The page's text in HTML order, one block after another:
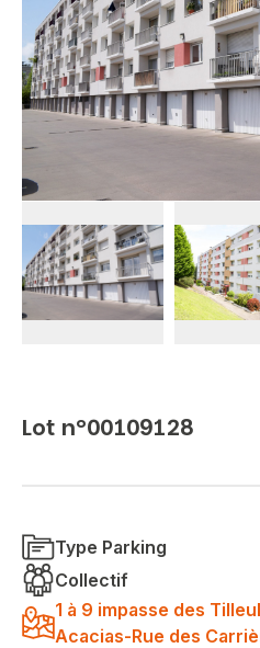
Lot n°00109128
Type Parking
Collectif
1 à 9 impasse des
Acacias-Rue des